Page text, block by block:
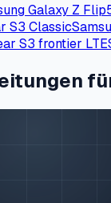
Galaxy Z
S3 Classic
S3 frontier LTE